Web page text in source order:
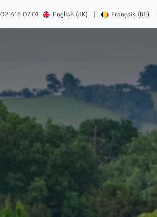
02 615 07 01 English (UK) | Français (BE)